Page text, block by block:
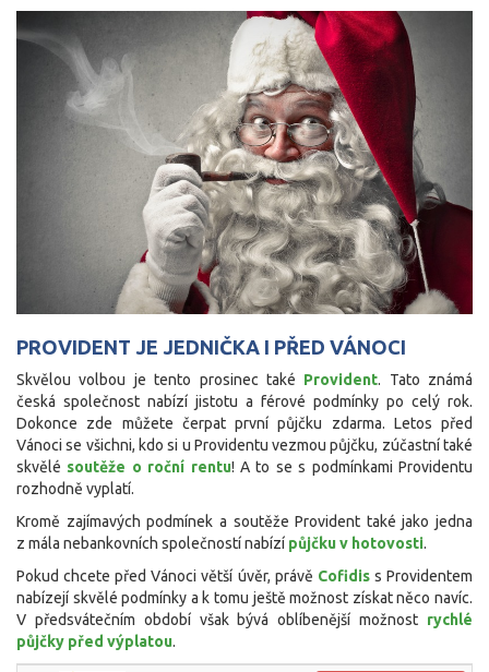
PROVIDENT JE JEDNIČKA I PŘED VÁNOCI
Skvělou volbou je tento prosinec také Provident. Tato známá
česká společnost nabízí jistotu a férové podmínky po celý rok.
Dokonce zde můžete čerpat první půjčku zdarma. Letos před
Vánoci se všichni, kdo si u Providentu vezmou půjčku, zúčastní také
skvělé soutěže o roční rentu! A to se s podmínkami Providentu
rozhodně vyplatí.
Kromě zajímavých podmínek a soutěže Provident také jako jedna
z mála nebankovních společností nabízí půjčku v hotovosti.
Pokud chcete před Vánoci větší úvěr, právě Cofidiss Providentem
nabízejí skvělé podmínky a k tomu ještě možnost získat něco navíc.
V předsvátečním období však bývá oblíbenější možnost rychlé
půjčky před výplatou.